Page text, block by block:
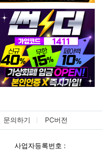
문의하기 PC버전
사업자등록번호 :